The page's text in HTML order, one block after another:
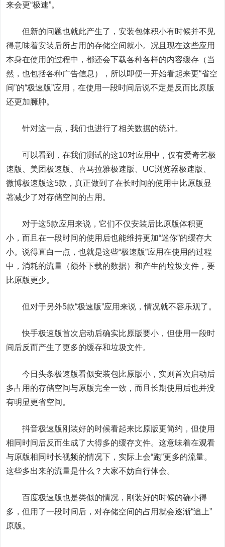
来会更“极速”。
但新的问题也就此产生了，安装包体积小有时候并不见
得意味着安装后所占用的存储空间就小。况且现在这些应用
本身在使用的过程中，都还会下载各种各样的内容缓存（当
然，也包括各种广告信息），所以即便一开始看起来更“省空
间”的“极速版”应用，在使用一段时间后说不定是反而比原版
还更加臃肿。
针对这一点，我们也进行了相关数据的统计。
可以看到，在我们测试的这10对应用中，仅有爱奇艺极
速版、美团极速版、喜马拉雅极速版、UC浏览器极速版、
微博极速版这5款，真正做到了在长时间的使用中比原版显
著减少了对存储空间的占用。
对于这5款应用来说，它们不仅安装后比原版体积更
小，而且在一段时间的使用后也能维持更加“迷你”的缓存大
小。说得直白一点，也就是这些“极速版”应用在使用的过程
中，消耗的流量（额外下载的数据）和产生的垃圾文件，要
比原版更少。
但对于另外5款“极速版”应用来说，情况就不容乐观了。
快手极速版首次启动后确实比原版要小，但使用一段时
间后反而产生了更多的缓存和垃圾文件。
今日头条极速版看似安装包比原版小，实则首次启动后
多占用的存储空间与原版完全一致，而且长期使用后也并没
有明显更省空间。
抖音极速版刚装好的时候看起来比原版更简约，但使用
相同时间后反而生成了大得多的缓存文件。这意味着在观看
与原版相同时长视频的情况下，实际上会“跑”更多的流量。
这些多出来的流量是什么？大家不妨自行体会。
百度极速版也是类似的情况，刚装好的时候的确小得
多，但用了一段时间后，对存储空间的占用就会逐渐“追上”
原版。